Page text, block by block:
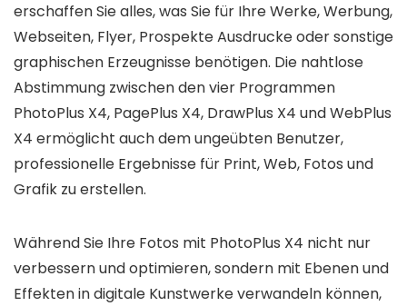
erschaffen Sie alles, was Sie für Ihre Werke, Werbung,
Webseiten, Flyer, Prospekte Ausdrucke oder sonstige
graphischen Erzeugnisse benötigen. Die nahtlose
Abstimmung zwischen den vier Programmen
PhotoPlus X4, PagePlus X4, DrawPlus X4 und WebPlus
X4 ermöglicht auch dem ungeübten Benutzer,
professionelle Ergebnisse für Print, Web, Fotos und
Grafik zu erstellen.
Während Sie Ihre Fotos mit PhotoPlus X4 nicht nur
verbessern und optimieren, sondern mit Ebenen und
Effekten in digitale Kunstwerke verwandeln können,